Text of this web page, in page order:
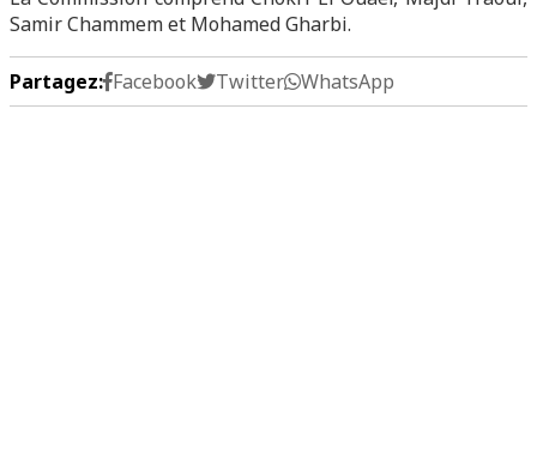
Samir Chammem et Mohamed Gharbi.
Partagez: Facebook Twitter WhatsApp